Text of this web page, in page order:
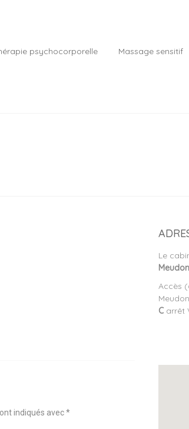
psychocorporelle Massage sensitif
indiqués avec*
Le
Accès
Carrêt